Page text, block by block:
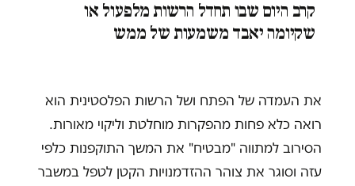
קרב היום שבו תחדל הרשות מלפעול או
שקיומה יאבד משמעות של ממש
את העמדה של הפתח ושל הרשות הפלסטינית הוא
רואה כלא פחות מהפקרות מוחלטת וליקוי מאורות.
הסירוב למתווה "מבטיח" את המשך התוקפנות כלפי
עזה וסוגר את צוהר ההזדמנויות הקטן לטפל במשבר